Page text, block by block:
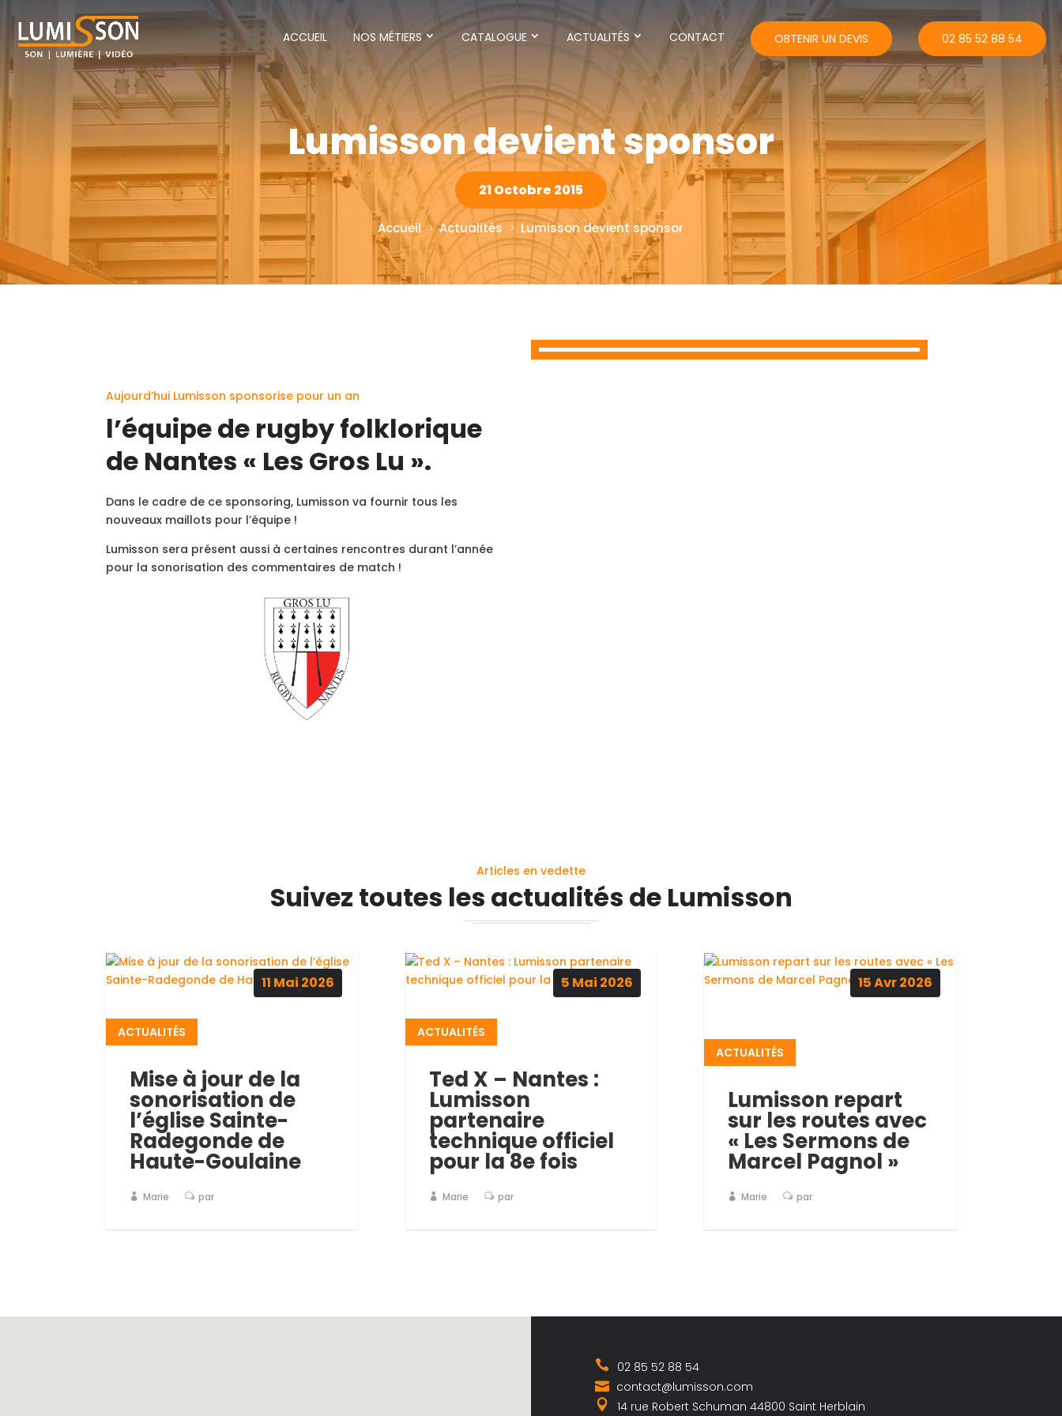
ACCUEIL NOS MÉTIERS CATALOGUE ACTUALITÉS CONTACT OBTENIR UN DEVIS 02 85 52 88 54
Lumisson devient sponsor
21 Octobre 2015
Accueil Actualités Lumisson devient sponsor
Aujourd’hui Lumisson sponsorise pour un an
l’équipe de rugby folklorique
de Nantes « Les Gros Lu ».
Dans le cadre de ce sponsoring, Lumisson va fournir tous les
nouveaux maillots pour l’équipe !
Lumisson sera présent aussi à certaines rencontres durant l’année
pour la sonorisation des commentaires de match !
Articles en vedette
Suivez toutes les actualités de Lumisson
Mise à jour de la
sonorisation de
l’église Sainte-
Radegonde de
Haute-Goulaine
ACTUALITÉS
Marie par
11 Mai 2026
Ted X – Nantes :
Lumisson
partenaire
technique officiel
pour la 8e fois
ACTUALITÉS
Marie par
5 Mai 2026
Lumisson repart
sur les routes avec
« Les Sermons de
Marcel Pagnol »
ACTUALITÉS
Marie par
15Avr2026
02 85 52 88 54
contact@lumisson.com
14 rue Robert Schuman 44800 Saint Herblain